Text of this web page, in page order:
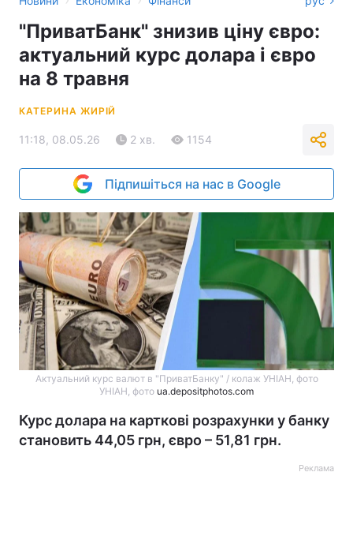
"ПриватБанк" знизив ціну євро:
актуальний курс долара і євро
на 8 травня
КАТЕРИНА ЖИРІЙ
11:18, 08.05.26 2 хв. 1154
Підпишіться на нас в Google
Актуальний курс валют в "ПриватБанку" / колаж УНІАН, фото
УНІАН, фото ua.depositphotos.com
Курс долара на карткові розрахунки у банку
становить 44,05 грн, євро – 51,81 грн.
Реклама